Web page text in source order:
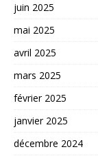
juin 2025
mai 2025
avril 2025
mars 2025
février 2025
janvier 2025
décembre 2024